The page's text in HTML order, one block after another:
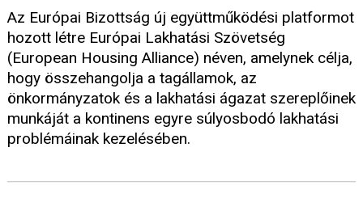
Az Európai Bizottság új együttműködési platformot
hozott létre Európai Lakhatási Szövetség
(European Housing Alliance) néven, amelynek célja,
hogy összehangolja a tagállamok, az
önkormányzatok és a lakhatási ágazat szereplőinek
munkáját a kontinens egyre súlyosbodó lakhatási
problémáinak kezelésében.